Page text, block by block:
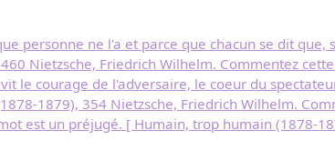
personne ne l'a et parce que chacun se dit
Nietzsche, Friedrich Wilhelm. Commentez
le courage de l'adversaire, le coeur du
1879), 354 Nietzsche, Friedrich Wilhelm.
est un préjugé. [ Humain, trop humain (1878-